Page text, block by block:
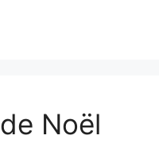
Noël